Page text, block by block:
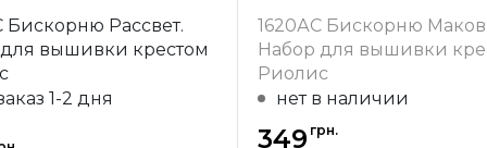
Литва
Страна-
производитель
Размер
Бискорню Рассвет.
вышивки крестом
1-2 дня
1620АС Бискорню Маков
Набор для вышивки
Риолис
нет в наличии
349 грн.